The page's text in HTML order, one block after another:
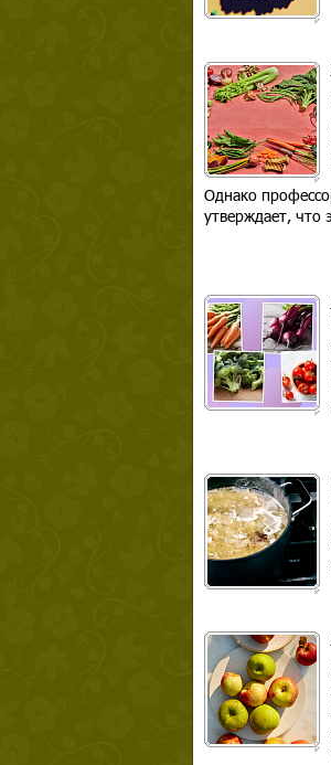
Однако
утверждает, что